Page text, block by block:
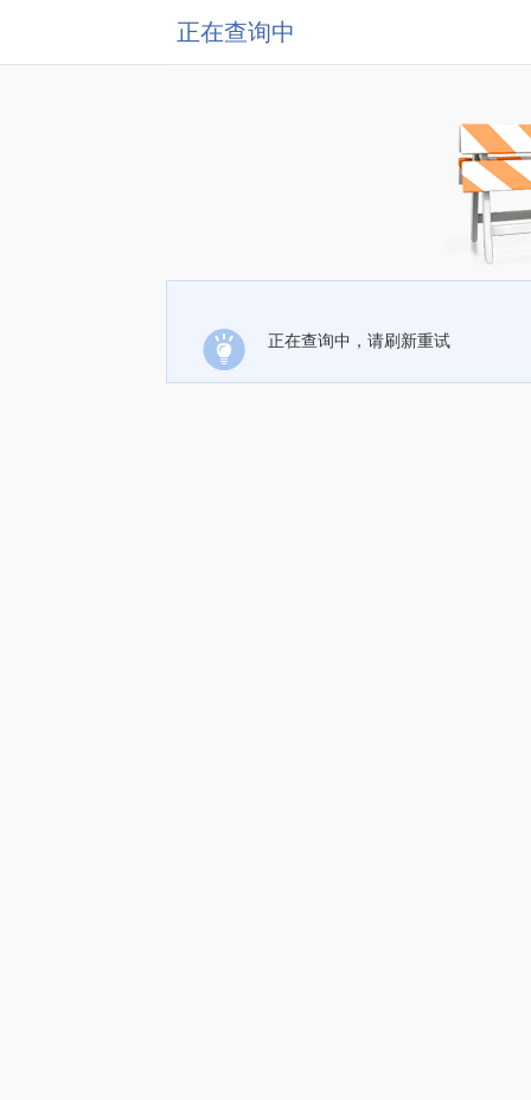
正在查询中
正在查询中，请刷新重试